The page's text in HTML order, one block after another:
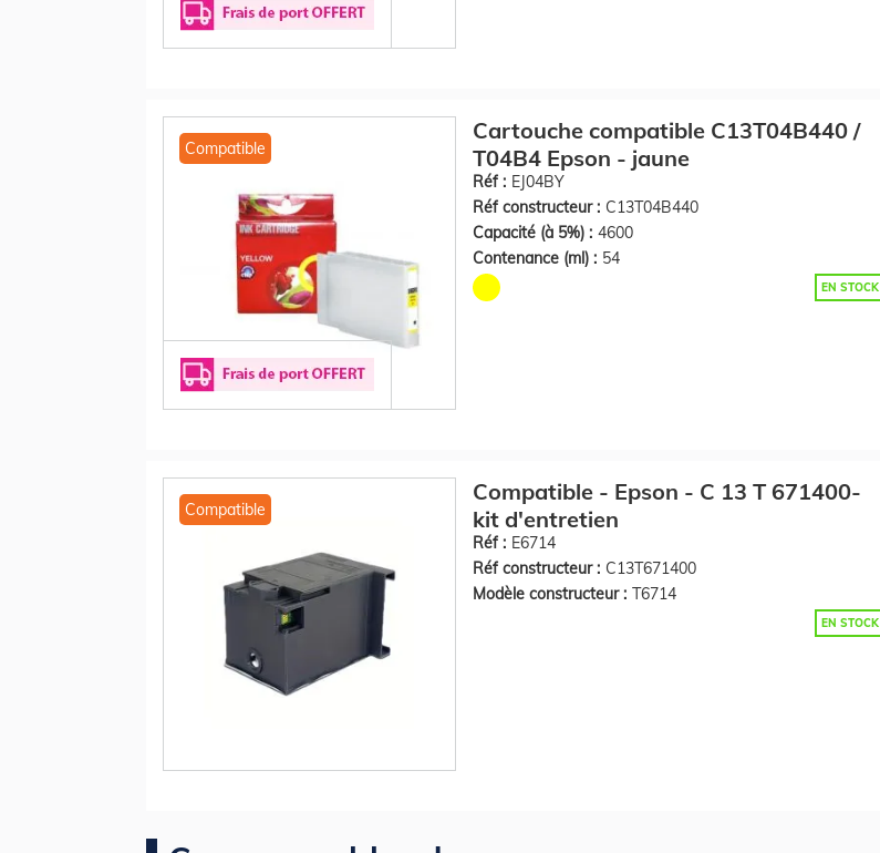
Compatible
Cartouche compatible C13T04B440 /
T04B4 Epson - jaune
Réf : EJ04BY
Réf constructeur : C13T04B440
Capacité (à 5%) : 4600
Contenance (ml) : 54
EN STOCK
Compatible
Compatible - Epson - C 13 T 671400-
kit d'entretien
Réf : E6714
Réf constructeur : C13T671400
Modèle constructeur : T6714
EN STOCK